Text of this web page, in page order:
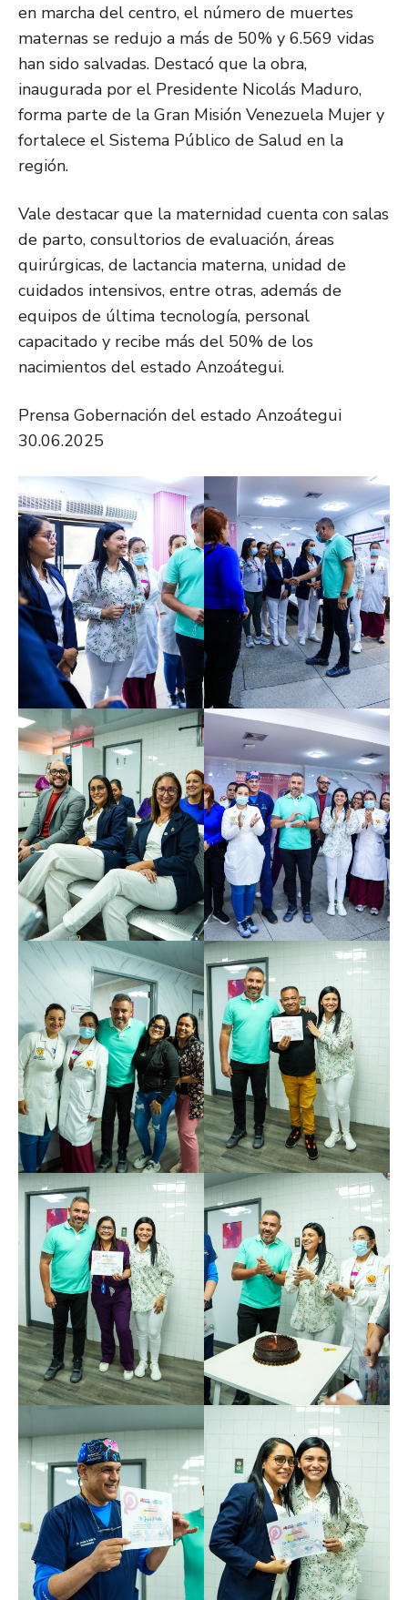
en marcha del centro, el número de muertes
maternas se redujo a más de 50% y 6.569 vidas
han sido salvadas. Destacó que la obra,
inaugurada por el Presidente Nicolás Maduro,
forma parte de la Gran Misión Venezuela Mujer y
fortalece el Sistema Público de Salud en la
región.
Vale destacar que la maternidad cuenta con salas
de parto, consultorios de evaluación, áreas
quirúrgicas, de lactancia materna, unidad de
cuidados intensivos, entre otras, además de
equipos de última tecnología, personal
capacitado y recibe más del 50% de los
nacimientos del estado Anzoátegui.
Prensa Gobernación del estado Anzoátegui
30.06.2025